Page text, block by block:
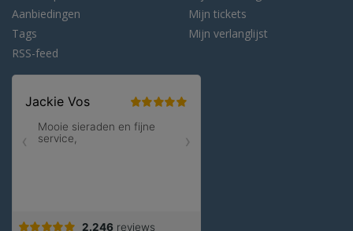
Aanbiedingen
Tags
RSS-feed
Mijn tickets
Mijn verlanglijst